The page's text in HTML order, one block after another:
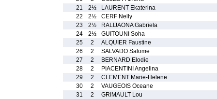
21
2½
LAURENT Ekaterina
22
2½
CERF Nelly
23
2½
RALIJAONA Gabriela
24
2½
GUITOUNI Soha
25
2
ALQUIER Faustine
26
2
SALVADO Salome
27
2
BERNARD Elodie
28
2
PIACENTINI Angelina
29
2
CLEMENT Marie-Helene
30
2
VAUGEOIS Oceane
31
2
GRIMAULT Lou